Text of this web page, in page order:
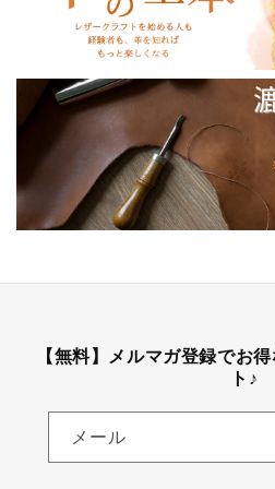
【無料】メルマガ登録でお
ト♪
メール